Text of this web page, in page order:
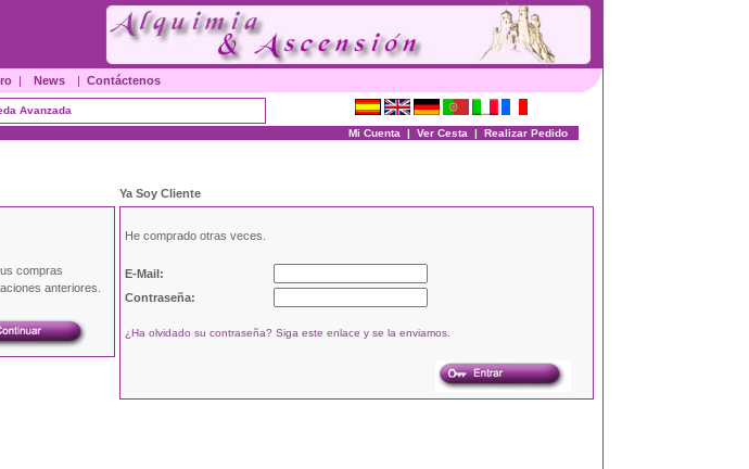
| News | Contáctenos
Avanzada
Mi Cuenta | Ver Cesta | Realizar Pedido
Ya Soy Cliente
compras
anteriores.
He comprado otras veces.
E-Mail:
Contraseña:
¿Ha olvidado su contraseña? Siga este enlace y se la enviamos.